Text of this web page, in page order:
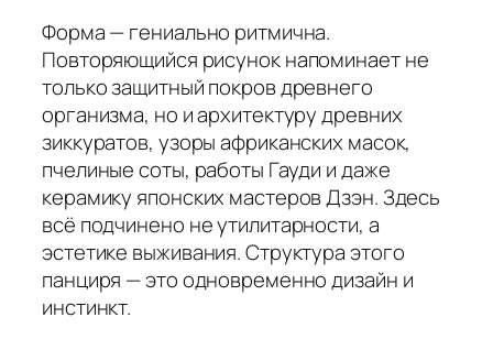
Форма — гениально ритмична.
Повторяющийся рисунок напоминает не
только защитный покров древнего
организма, но и архитектуру древних
зиккуратов, узоры африканских масок,
пчелиные соты, работы Гауди и даже
керамику японских мастеров Дзэн. Здесь
всё подчинено не утилитарности, а
эстетике выживания. Структура этого
панциря — это одновременно дизайн и
инстинкт.